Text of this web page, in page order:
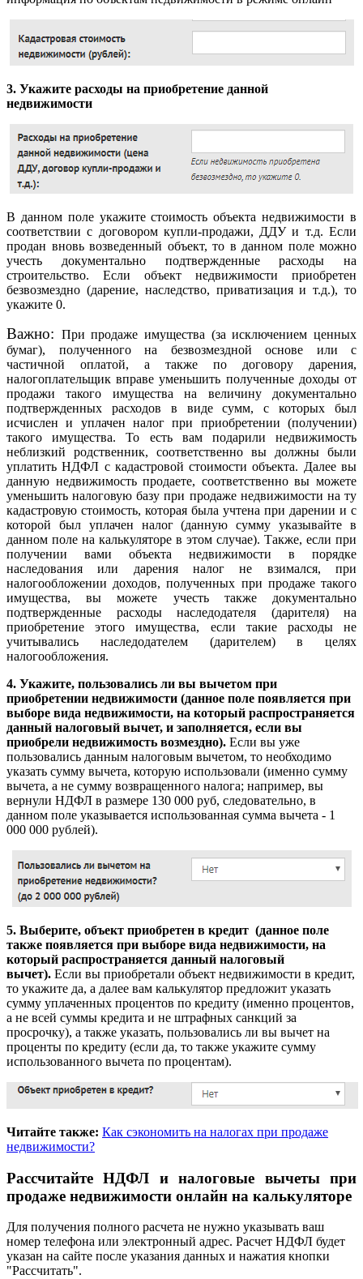
3. Укажите расходы на приобретение данной
недвижимости
В данном поле укажите стоимость объекта недвижимости в
соответствии с договором купли-продажи, ДДУ и т.д. Если
продан вновь возведенный объект, то в данном поле можно
учесть документально подтвержденные расходы на
строительство. Если объект недвижимости приобретен
безвозмездно (дарение, наследство, приватизация и т.д.), то
укажите 0.
Важно: При продаже имущества (за исключением ценных
бумаг), полученного на безвозмездной основе или с
частичной оплатой, а также по договору дарения,
налогоплательщик вправе уменьшить полученные доходы от
продажи такого имущества на величину документально
подтвержденных расходов в виде сумм, с которых был
исчислен и уплачен налог при приобретении (получении)
такого имущества. То есть вам подарили недвижимость
неблизкий родственник, соответственно вы должны были
уплатить НДФЛ с кадастровой стоимости объекта. Далее вы
данную недвижимость продаете, соответственно вы можете
уменьшить налоговую базу при продаже недвижимости на ту
кадастровую стоимость, которая была учтена при дарении и с
которой был уплачен налог (данную сумму указывайте в
данном поле на калькуляторе в этом случае). Также, если при
получении вами объекта недвижимости в порядке
наследования или дарения налог не взимался, при
налогообложении доходов, полученных при продаже такого
имущества, вы можете учесть также документально
подтвержденные расходы наследодателя (дарителя) на
приобретение этого имущества, если такие расходы не
учитывались наследодателем (дарителем) в целях
налогообложения.
4. Укажите, пользовались ли вы вычетом при
приобретении недвижимости (данное поле появляется при
выборе вида недвижимости, на который распространяется
данный налоговый вычет, и заполняется, если вы
приобрели недвижимость возмездно). Если вы уже
пользовались данным налоговым вычетом, то необходимо
указать сумму вычета, которую использовали (именно сумму
вычета, а не сумму возвращенного налога; например, вы
вернули НДФЛ в размере 130 000 руб, следовательно, в
данном поле указывается использованная сумма вычета - 1
000 000 рублей).
5. Выберите, объект приобретен в кредит (данное поле
также появляется при выборе вида недвижимости, на
который распространяется данный налоговый
вычет). Если вы приобретали объект недвижимости в кредит,
то укажите да, а далее вам калькулятор предложит указать
сумму уплаченных процентов по кредиту (именно процентов,
а не всей суммы кредита и не штрафных санкций за
просрочку), а также указать, пользовались ли вы вычет на
проценты по кредиту (если да, то также укажите сумму
использованного вычета по процентам).
Читайте также: Как сэкономить на налогах при продаже
недвижимости?
Рассчитайте НДФЛ и налоговые вычеты при
продаже недвижимости онлайн на калькуляторе
Для получения полного расчета не нужно указывать ваш
номер телефона или электронный адрес. Расчет НДФЛ будет
указан на сайте после указания данных и нажатия кнопки
"Рассчитать".